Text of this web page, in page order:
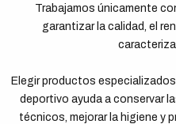
Trabajamos únicamente
garantizar la calidad, el
Elegir productos
deportivo ayuda a conservar
técnicos, mejorar la higiene y